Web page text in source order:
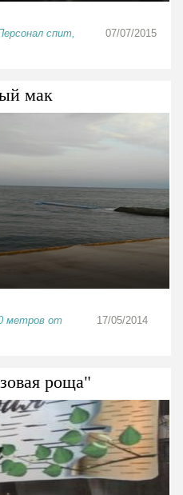
спит,
07/07/2015
мак
метров от
17/05/2014
роща"